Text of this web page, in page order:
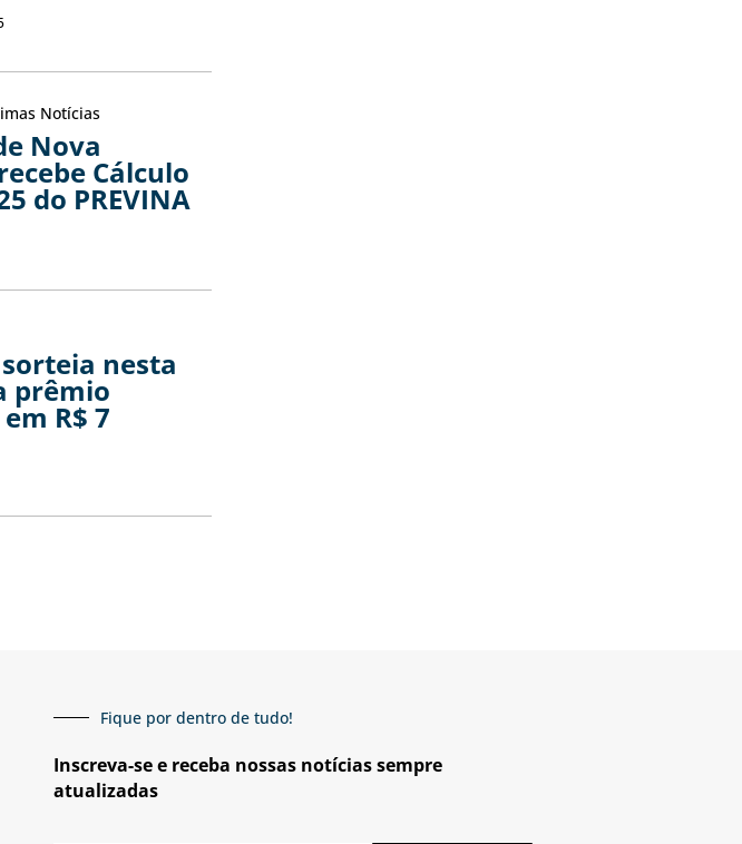
Notícias
Nova
Cálculo
do PREVINA
nesta
prêmio
R$ 7
Fique por dentro de tudo!
Inscreva-se e receba nossas notícias sempre
atualizadas